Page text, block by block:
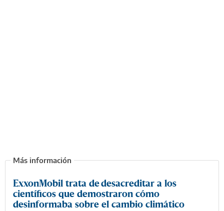
ExxonMobil trata de desacreditar a los
científicos que demostraron cómo
desinformaba sobre el cambio climático